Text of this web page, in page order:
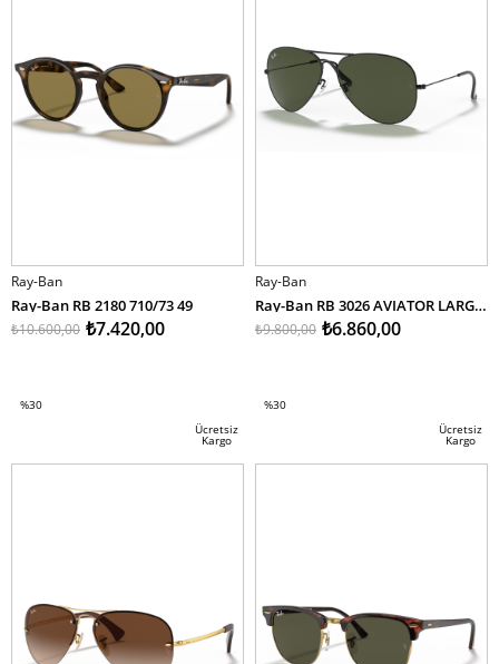
Ray-Ban
Ray-Ban RB 2180 710/73 49
₺7.420,00
₺10.600,00
%30
Ücretsiz
Kargo
Ray-Ban
Ray-Ban RB 3026 AVIATOR LARGE METAL II L2821 62
₺6.860,00
₺9.800,00
%30
Ücretsiz
Kargo